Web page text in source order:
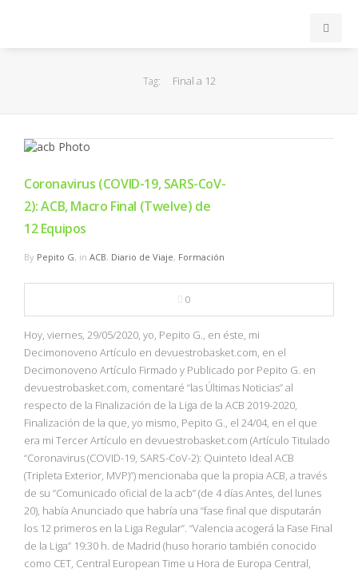
EuroLeague
FIBA
OTROS
NBA
MULTIMEDIA
Tag: Final a 12
Coronavirus (COVID-19, SARS-CoV-
2): ACB, Macro Final (Twelve) de
12 Equipos
By Pepito G. in ACB, Diario de Viaje, Formación
0
Hoy, viernes, 29/05/2020, yo, Pepito G., en éste, mi
Decimonoveno Artículo en devuestrobasket.com, en el
Decimonoveno Artículo Firmado y Publicado por Pepito G. en
devuestrobasket.com, comentaré “las Últimas Noticias” al
respecto de la Finalización de la Liga de la ACB 2019-2020,
Finalización de la que, yo mismo, Pepito G., el 24/04, en el que
era mi Tercer Artículo en devuestrobasket.com (Artículo Titulado
“Coronavirus (COVID-19, SARS-CoV-2): Quinteto Ideal ACB
(Tripleta Exterior, MVP)”) mencionaba que la propia ACB, a través
de su “Comunicado oficial de la acb” (de 4 días Antes, del lunes
20), había Anunciado que habría una “fase final que disputarán
los 12 primeros en la Liga Regular”. “Valencia acogerá la Fase Final
de la Liga” 19:30 h. de Madrid (huso horario también conocido
como CET, Central European Time u Hora de Europa Central,